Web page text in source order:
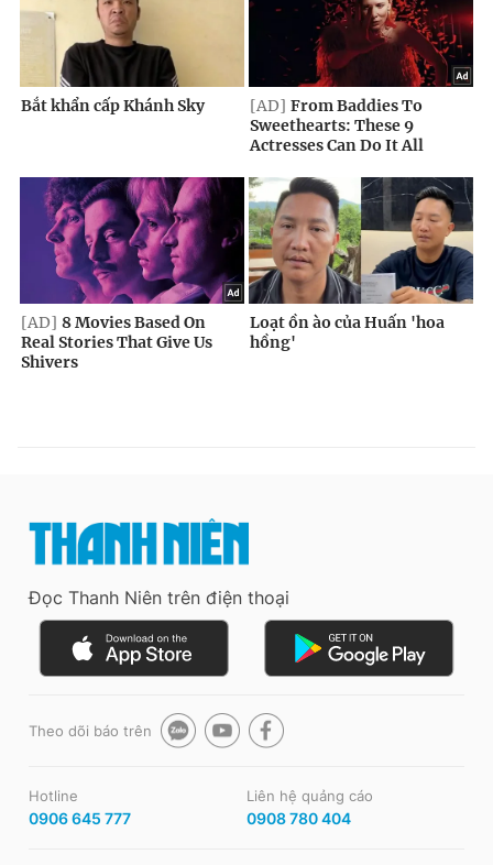
Đọc Thanh Niên trên điện thoại
Theo dõi báo trên
Hotline
0906 645 777
Liên hệ quảng cáo
0908 780 404